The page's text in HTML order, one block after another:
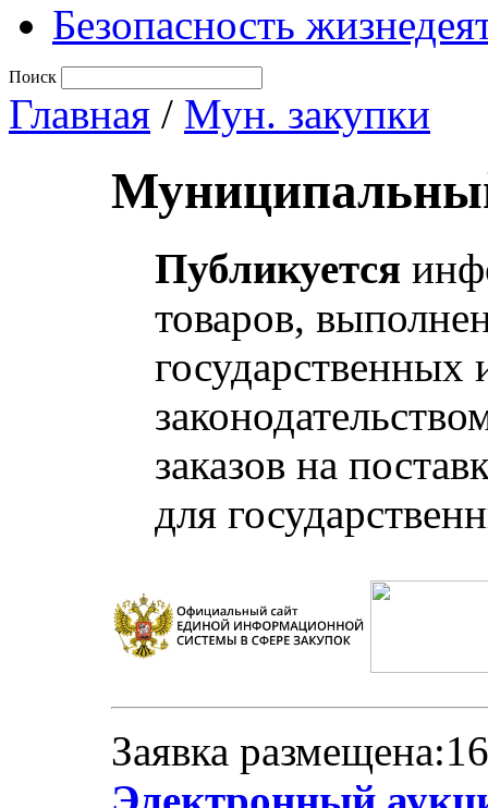
Безопасность
Поиск
Главная / Мун. закупки
Публикуется
товаров,
заказов на
для
Заявка